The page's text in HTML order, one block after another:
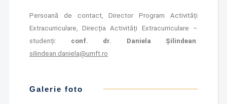
Persoană de contact, Director Program Activități
Extracurriculare, Direcția Activități Extracurriculare –
studenți: conf. dr. Daniela Șilindean:
silindean.daniela@umft.ro
Galerie foto